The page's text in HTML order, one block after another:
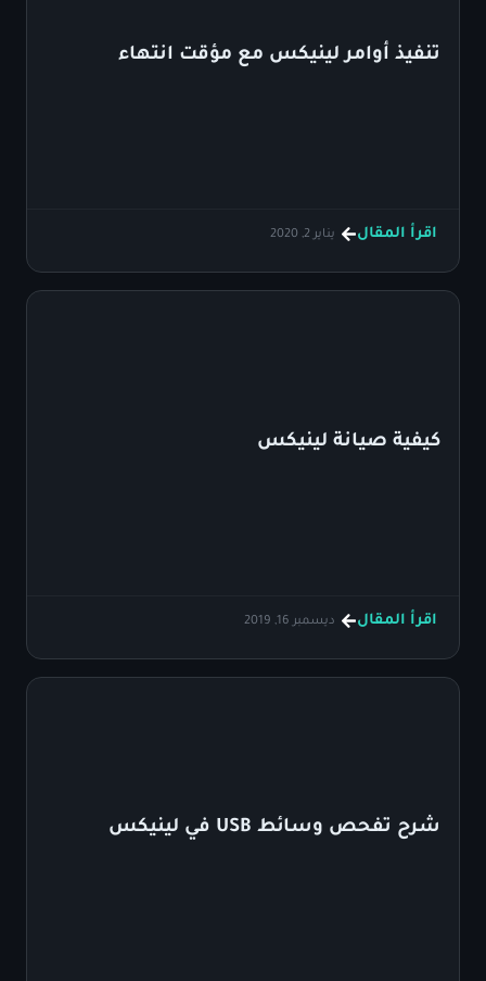
تنفيذ أوامر لينيكس مع مؤقت انتهاء
اقرأ المقال يناير 2, 2020
كيفية صيانة لينيكس
اقرأ المقال ديسمبر 16, 2019
شرح تفحص وسائط USB في لينيكس